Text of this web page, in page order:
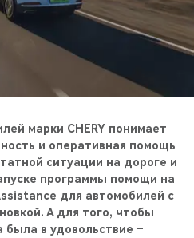
марки CHERY понимает
и оперативная помощь
ситуации на дороге и
программы помощи на
для автомобилей с
А для того, чтобы
была в удовольствие –